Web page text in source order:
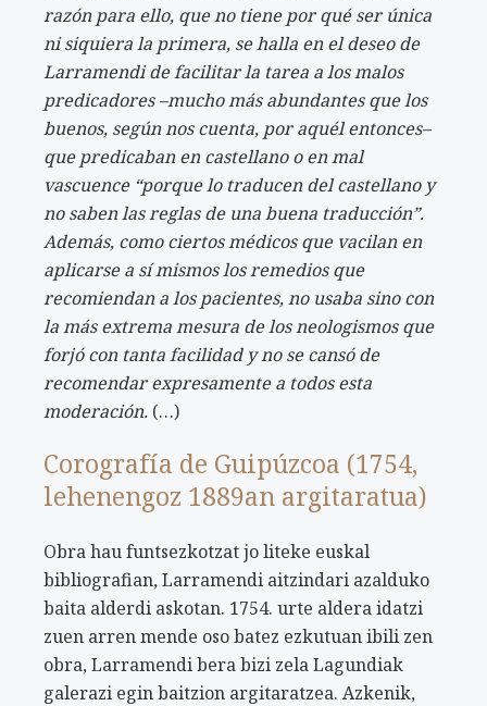
razón para ello, que no tiene por qué ser única
ni siquiera la primera, se halla en el deseo de
Larramendi de facilitar la tarea a los malos
predicadores –mucho más abundantes que los
buenos, según nos cuenta, por aquél entonces–
que predicaban en castellano o en mal
vascuence “porque lo traducen del castellano y
no saben las reglas de una buena traducción”.
Además, como ciertos médicos que vacilan en
aplicarse a sí mismos los remedios que
recomiendan a los pacientes, no usaba sino con
la más extrema mesura de los neologismos que
forjó con tanta facilidad y no se cansó de
recomendar expresamente a todos esta
moderación. (…)
Corografía de Guipúzcoa (1754,
lehenengoz 1889an argitaratua)
Obra hau funtsezkotzat jo liteke euskal
bibliografian, Larramendi aitzindari azalduko
baita alderdi askotan. 1754. urte aldera idatzi
zuen arren mende oso batez ezkutuan ibili zen
obra, Larramendi bera bizi zela Lagundiak
galerazi egin baitzion argitaratzea. Azkenik,